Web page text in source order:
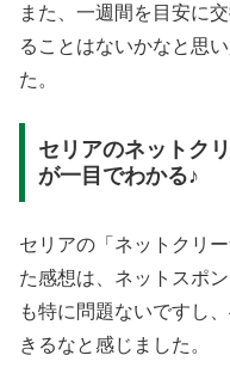
また、一週間を目安に
ることはないかなと思
た。
セリアのネットク
が一目でわかる♪
セリアの「ネットクリ
た感想は、ネットスポ
も特に問題ないですし
きるなと感じました。